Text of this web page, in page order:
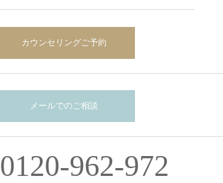
カウンセリングご予約
メールでのご相談
0120-962-972